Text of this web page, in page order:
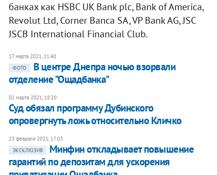
банках как HSBC UK Bank plc, Bank of America,
Revolut Ltd, Corner Banca SA, VP Bank AG, JSC
JSCB International Financial Club.
17 марта 2021, 11:40
ФОТО
В центре Днепра ночью взорвали
отделение "Ощадбанка"
02 марта 2021, 18:20
Суд обязал программу Дубинского
опровергнуть ложь относительно Кличко
23 февраля 2021, 17:03
ЭКСКЛЮЗИВ
Минфин откладывает повышение
гарантий по депозитам для ускорения